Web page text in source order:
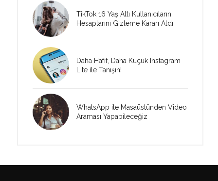
TikTok 16 Yaş Altı Kullanıcıların
Hesaplarını Gizleme Kararı Aldı
Daha Hafif, Daha Küçük Instagram
Lite ile Tanışın!
WhatsApp ile Masaüstünden Video
Araması Yapabileceğiz